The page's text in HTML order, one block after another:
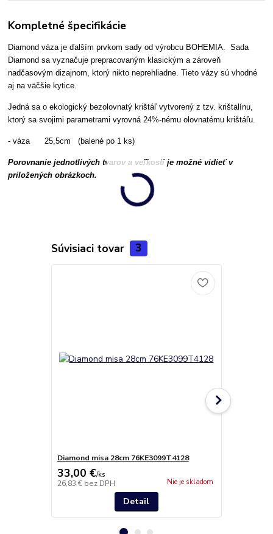
Kompletné špecifikácie
Diamond váza je ďalším prvkom sady od výrobcu BOHEMIA. Sada
Diamond sa vyznačuje prepracovaným klasickým a zároveň
nadčasovým dizajnom, ktorý nikto neprehliadne. Tieto vázy sú vhodné
aj na väčšie kytice.
Jedná sa o ekologický bezolovnatý krištáľ vytvorený z tzv. krištalínu,
ktorý sa svojimi parametrami vyrovná 24%-nému olovnatému krištáľu.
- váza 25,5cm (balené po 1 ks)
Porovnanie jednotlivých tvarov a veľkostí je možné vidieť v
priložených obrázkoch.
Súvisiaci tovar 3
Diamond misa 28cm 76KE3099T4128
33,00 €/ks
26,83 € bez DPH Nie je skladom
Detail